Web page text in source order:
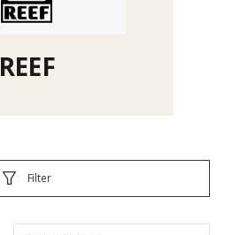
REEF
Filter